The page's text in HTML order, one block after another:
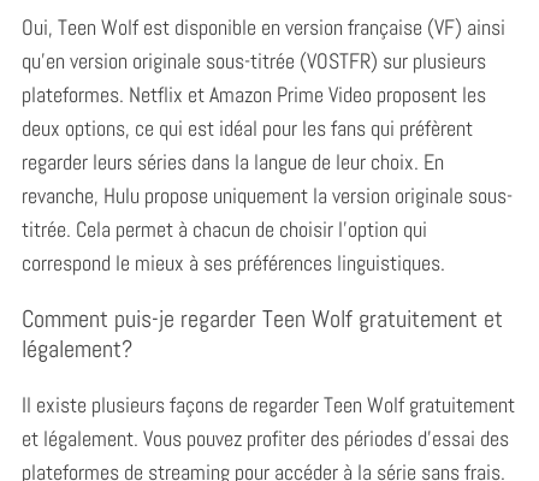
Oui, Teen Wolf est disponible en version française (VF) ainsi
qu’en version originale sous-titrée (VOSTFR) sur plusieurs
plateformes. Netflix et Amazon Prime Video proposent les
deux options, ce qui est idéal pour les fans qui préfèrent
regarder leurs séries dans la langue de leur choix. En
revanche, Hulu propose uniquement la version originale sous-
titrée. Cela permet à chacun de choisir l’option qui
correspond le mieux à ses préférences linguistiques.
Comment puis-je regarder Teen Wolf gratuitement et
légalement?
Il existe plusieurs façons de regarder Teen Wolf gratuitement
et légalement. Vous pouvez profiter des périodes d’essai des
plateformes de streaming pour accéder à la série sans frais.
f
o